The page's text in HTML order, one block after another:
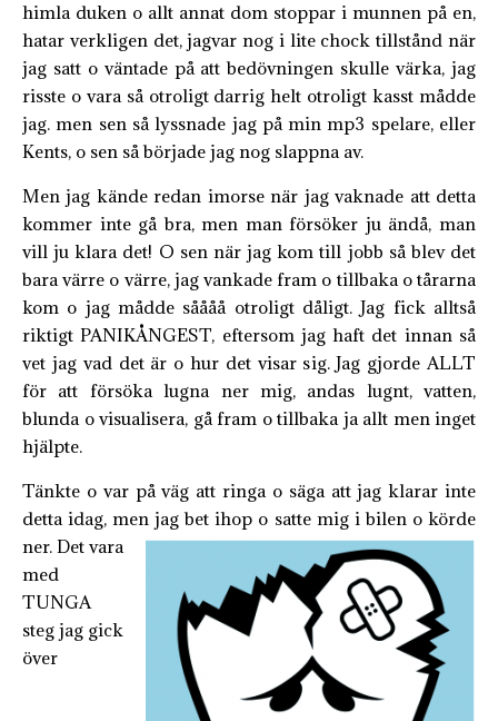
himla duken o allt annat dom stoppar i munnen på en,
hatar verkligen det, jagvar nog i lite chock tillstånd när
jag satt o väntade på att bedövningen skulle värka, jag
risste o vara så otroligt darrig helt otroligt kasst mådde
jag. men sen så lyssnade jag på min mp3 spelare, eller
Kents, o sen så började jag nog slappna av.
Men jag kände redan imorse när jag vaknade att detta
kommer inte gå bra, men man försöker ju ändå, man
vill ju klara det! O sen när jag kom till jobb så blev det
bara värre o värre, jag vankade fram o tillbaka o tårarna
kom o jag mådde såååå otroligt dåligt. Jag fick alltså
riktigt PANIKÅNGEST, eftersom jag haft det innan så
vet jag vad det är o hur det visar sig. Jag gjorde ALLT
för att försöka lugna ner mig, andas lugnt, vatten,
blunda o visualisera, gå fram o tillbaka ja allt men inget
hjälpte.
Tänkte o var på väg att ringa o säga att jag klarar inte
detta idag, men jag bet ihop o satte mig i bilen o körde
ner. Det vara
med
TUNGA
steg jag gick
över